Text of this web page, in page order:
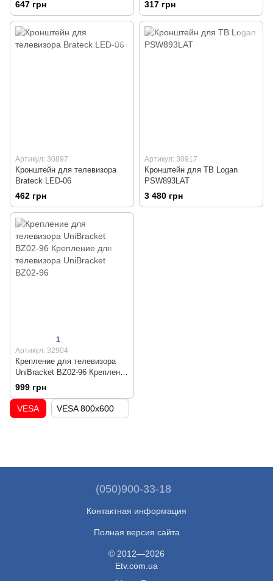
647 грн 317 грн
Артикул: 30897
Кронштейн для телевизора
Brateck LED-06
462 грн
Артикул: 30917
Кронштейн для ТВ Logan
PSW893LAT
3 480 грн
1
Артикул: 32904
Крепление для телевизора
UniBracket BZ02-96 Крепление
для телевизора UniBracket
BZ02-96
999 грн
VESA VESA 800x600
(050)900-33-18
Контактная информация
Полная версия сайта
© 2012—2026
Etv.com.ua